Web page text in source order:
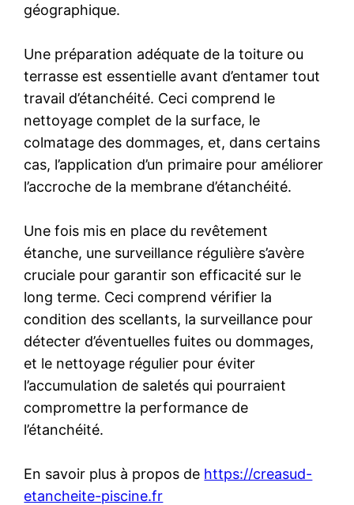
géographique.
Une préparation adéquate de la toiture ou
terrasse est essentielle avant d’entamer tout
travail d’étanchéité. Ceci comprend le
nettoyage complet de la surface, le
colmatage des dommages, et, dans certains
cas, l’application d’un primaire pour améliorer
l’accroche de la membrane d’étanchéité.
Une fois mis en place du revêtement
étanche, une surveillance régulière s’avère
cruciale pour garantir son efficacité sur le
long terme. Ceci comprend vérifier la
condition des scellants, la surveillance pour
détecter d’éventuelles fuites ou dommages,
et le nettoyage régulier pour éviter
l’accumulation de saletés qui pourraient
compromettre la performance de
l’étanchéité.
En savoir plus à propos de https://creasud-
etancheite-piscine.fr